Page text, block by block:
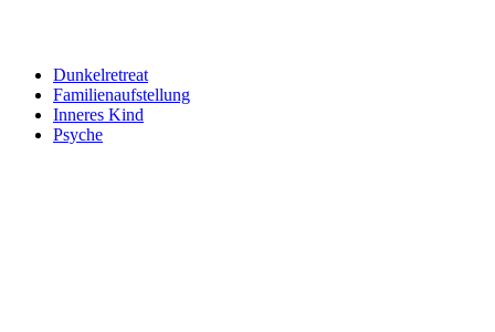
Dunkelretreat
Familienaufstellung
Inneres Kind
Psyche